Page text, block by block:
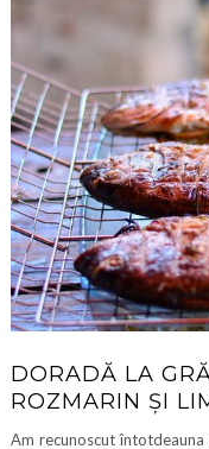
DORADĂ LA
ROZMARIN ȘI
Am recunoscut